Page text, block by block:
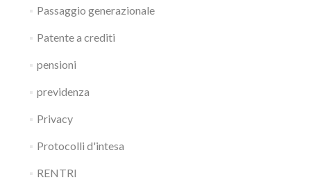
Passaggio generazionale
Patente a crediti
pensioni
previdenza
Privacy
Protocolli d'intesa
RENTRI